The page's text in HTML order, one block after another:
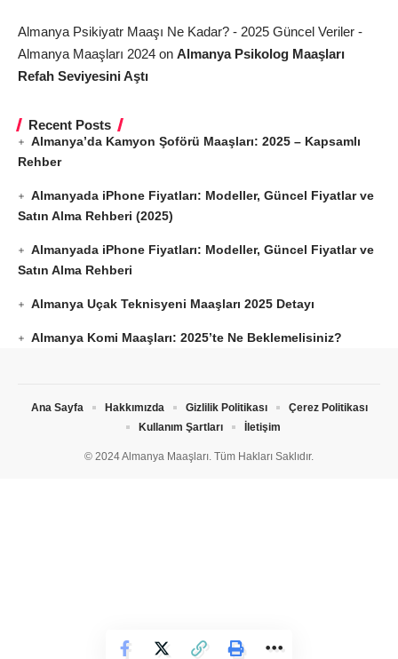
Almanya Psikiyatr Maaşı Ne Kadar? - 2025 Güncel Veriler -
Almanya Maaşları 2024 on Almanya Psikolog Maaşları
Refah Seviyesini Aştı
Recent Posts
Almanya’da Kamyon Şoförü Maaşları: 2025 – Kapsamlı
Rehber
Almanyada iPhone Fiyatları: Modeller, Güncel Fiyatlar ve
Satın Alma Rehberi (2025)
Almanyada iPhone Fiyatları: Modeller, Güncel Fiyatlar ve
Satın Alma Rehberi
Almanya Uçak Teknisyeni Maaşları 2025 Detayı
Almanya Komi Maaşları: 2025’te Ne Beklemelisiniz?
© 2024 Almanya Maaşları. Tüm Hakları Saklıdır.
Ana Sayfa Hakkımızda Gizlilik Politikası
Çerez Politikası
Kullanım Şartları
İletişim